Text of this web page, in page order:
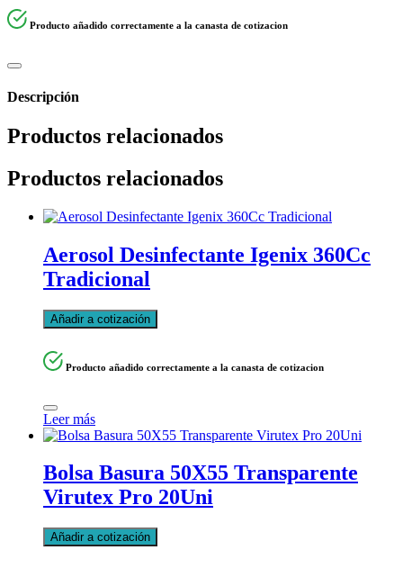
Producto añadido correctamente a la canasta de cotizacion
Descripción
Productos relacionados
Productos relacionados
Aerosol Desinfectante Igenix 360Cc
Tradicional
Añadir a cotización
Producto añadido correctamente a la canasta de cotizacion
Leer más
Bolsa Basura 50X55 Transparente
Virutex Pro 20Uni
Añadir a cotización